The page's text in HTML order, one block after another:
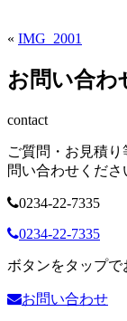
« IMG_2001
お問い合わ
contact
ご質問・お見積
問い合わせくださ
0234-22-7335
0234-22-7335
ボタンをタップで
お問い合わせ